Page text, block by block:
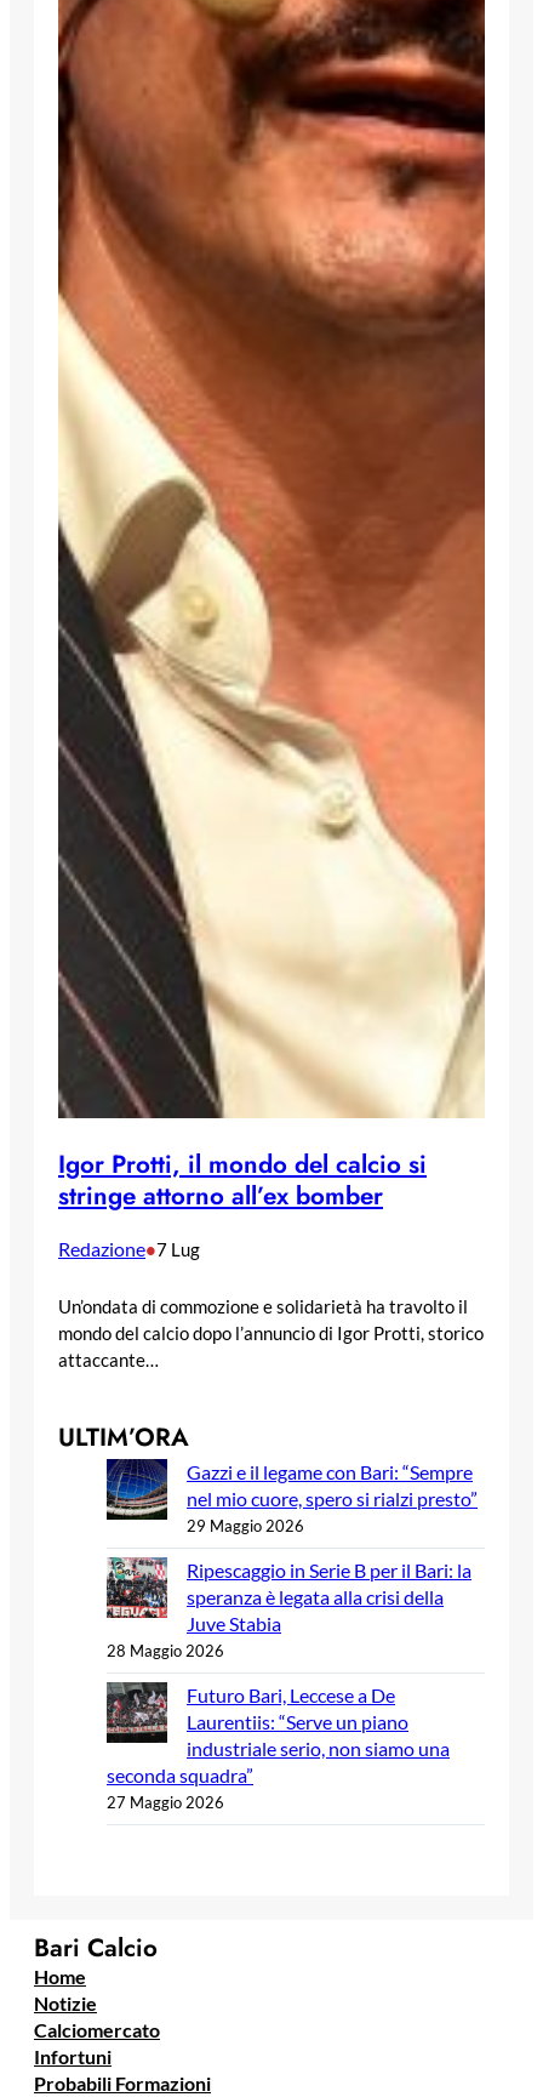
Igor Protti, il mondo del calcio si
stringe attorno all’ex bomber
Redazione•7 Lug
Un’ondata di commozione e solidarietà ha travolto il
mondo del calcio dopo l’annuncio di Igor Protti, storico
attaccante…
ULTIM’ORA
Gazzi e il legame con Bari: “Sempre
nel mio cuore, spero si rialzi presto”
29 Maggio 2026
Ripescaggio in Serie B per il Bari: la
speranza è legata alla crisi della
Juve Stabia
28 Maggio 2026
Futuro Bari, Leccese a De
Laurentiis: “Serve un piano
industriale serio, non siamo una
seconda squadra”
27 Maggio 2026
Bari Calcio
Home
Notizie
Calciomercato
Infortuni
Probabili Formazioni